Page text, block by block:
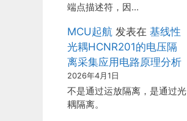
端点描述符，因…
MCU起航 发表在 基线性
光耦HCNR201的电压隔
离采集应用电路原理分析
2026年4月1日
不是通过运放隔离，是通过光
耦隔离。